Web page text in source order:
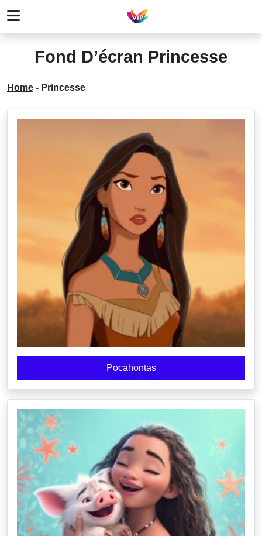
Fond D’écran Princesse
Home - Princesse
Pocahontas